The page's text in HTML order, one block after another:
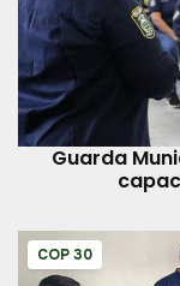
Guarda
COP 30